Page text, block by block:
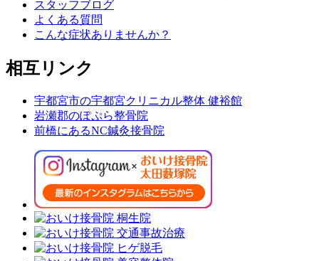
スタッフブログ
よくある質問
こんな症状ありませんか？
相互リンク
宇都宮市の宇都宮クリニカル整体 健裕館
岩瀬郡のぽぷら整骨院
前橋にあるNC鍼灸接骨院